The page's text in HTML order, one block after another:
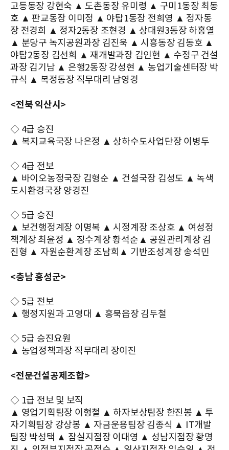
고등동장 강현숙 ▲ 도촌동장 유미령 ▲ 구미1동장 최동
호 ▲ 판교동장 이미정 ▲ 야탑1동장 전희영 ▲ 정자동
장 전경희 ▲ 정자2동장 조현경 ▲ 상대원3동장 하홍열
▲ 분당구 녹지공원과장 김진욱 ▲ 시흥동장 김동호 ▲
야탑2동장 김선희 ▲ 재개발과장 김인현 ▲ 수정구 건설
과장 김기남 ▲ 은행2동장 강성현 ▲ 농업기술센터장 박
규식 ▲ 복정동장 직무대리 남영경
<전북 익산시>
◇ 4급 승진
▲ 복지교육국장 나은정 ▲ 상하수도사업단장 이병두
◇ 4급 전보
▲ 바이오농정국장 김형순 ▲ 건설국장 김성도 ▲ 녹색
도시환경국장 양경진
◇ 5급 승진
▲ 보건행정계장 이명복 ▲ 시정계장 조상호 ▲ 여성정
책계장 최윤정 ▲ 징수계장 황석순▲ 공원관리계장 김
진형 ▲ 자원순환계장 조남희▲ 기반조성계장 송석민
<충남 홍성군>
◇ 5급 전보
▲ 행정지원과 고영대 ▲ 홍북읍장 김두철
◇ 5급 승진요원
▲ 농업정책과장 직무대리 장이진
<전문건설공제조합>
◇ 1급 전보 및 보직
▲ 영업기획팀장 이형철 ▲ 하자보상팀장 한진봉 ▲ 투
자기획팀장 강상봉 ▲ 자금운용팀장 김종식 ▲ IT개발
팀장 박성택 ▲ 잠실지점장 이대영 ▲ 성남지점장 황명